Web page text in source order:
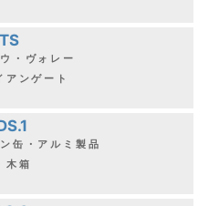
・ヴォレー
アンゲート
缶・アルミ製品
木箱